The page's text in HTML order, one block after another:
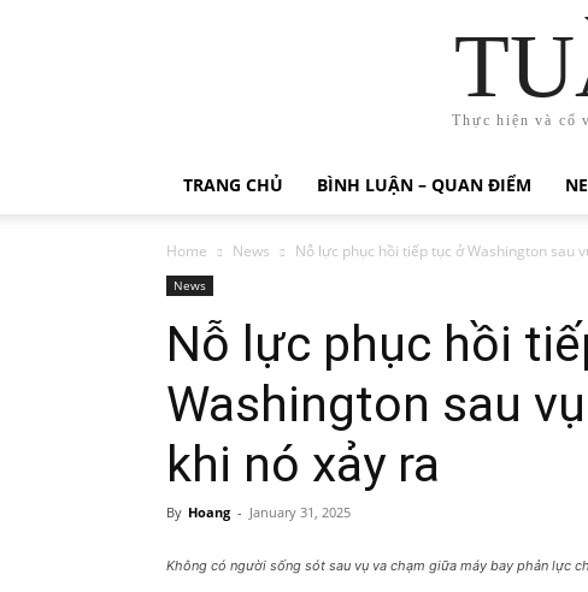
Thực hiện và cổ
TRANG CHỦ BÌNH LUẬN – QUAN ĐIỂM
Home News Nỗ lực phục hồi tiếp tục ở Washington sau
News
Nỗ lực phục hồi
Washington sau
khi nó xảy ra
By Hoang - January 31, 2025
Không có người sống sót sau vụ va chạm giữa máy bay phản lực